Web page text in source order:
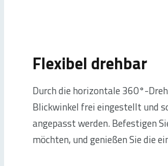
Flexibel drehbar
Durch die horizontale 360°-
Blickwinkel frei eingestellt und
angepasst werden. Befestigen
möchten, und genießen Sie die